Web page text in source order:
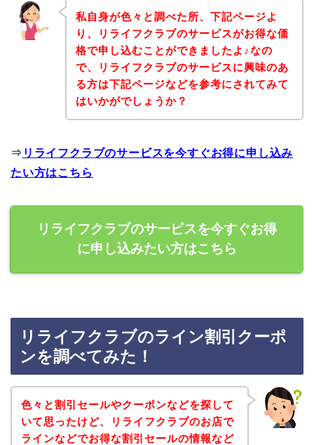
私自身が色々と調べた所、下記ページよ
り、リライフクラブのサービスがお得な価
格で申し込むことができましたよ♪なの
で、リライフクラブのサービスに興味のあ
る方は下記ページなどを参考にされてみて
はいかがでしょうか？
⇒ リライフクラブのサービスを今すぐお得に申し込み
たい方はこちら
リライフクラブのサービスを今すぐお得
に申し込みたい方はこちら
リライフクラブのライン割引クーポ
ンを調べてみた！
色々と割引セールやクーポンなどを探して
いて思ったけど、リライフクラブのお店で
ラインなどでお得な割引セールの情報など